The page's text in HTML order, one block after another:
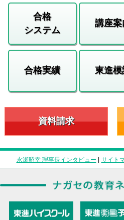
合格
システム
講座案
合格実績 東進模
資料請求
永瀬昭幸 理事長インタビュー | サイト